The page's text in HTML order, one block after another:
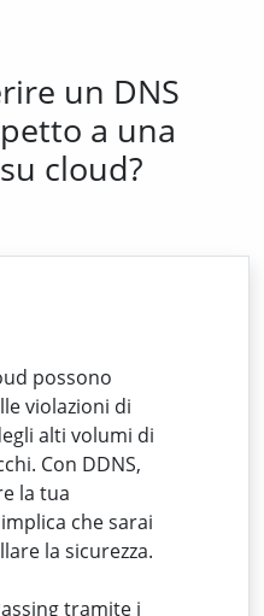
un DNS
a una
cloud?
possono
violazioni di
alti volumi di
Con DDNS,
la tua
che sarai
la sicurezza.
tramite i